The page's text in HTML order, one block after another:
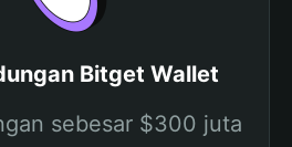
Bitget Wallet
sebesar $300 juta